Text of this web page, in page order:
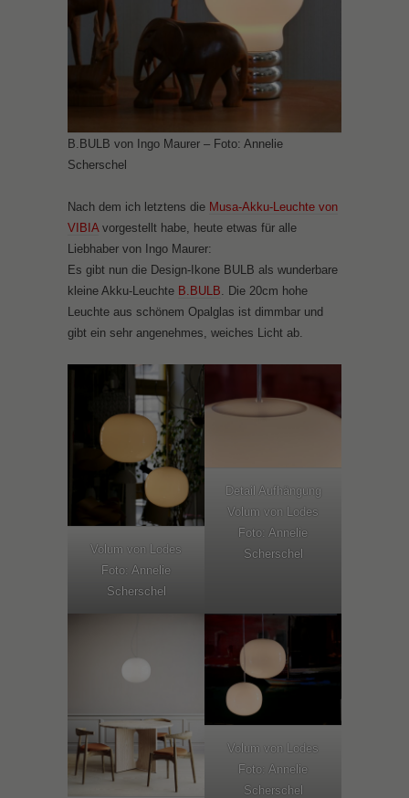
B.BULB von Ingo Maurer – Foto: Annelie
Scherschel
Nach dem ich letztens die Musa-Akku-Leuchte von
VIBIAvorgestellt habe, heute etwas für alle
Liebhaber von Ingo Maurer:
Es gibt nun die Design-Ikone BULB als wunderbare
kleine Akku-Leuchte B.BULB. Die 20cm hohe
Leuchte aus schönem Opalglas ist dimmbar und
gibt ein sehr angenehmes, weiches Licht ab.
Volum von Lodes
Foto: Annelie
Scherschel
Detail Aufhängung
Volum von Lodes
Foto: Annelie
Scherschel
Volum von Lodes
Foto: Annelie
Scherschel